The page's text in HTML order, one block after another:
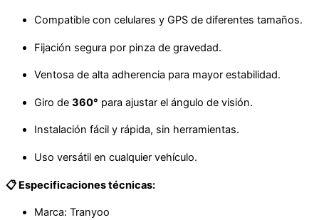
Compatible con celulares y GPS de diferentes tamaños.
Fijación segura por pinza de gravedad.
Ventosa de alta adherencia para mayor estabilidad.
Giro de 360° para ajustar el ángulo de visión.
Instalación fácil y rápida, sin herramientas.
Uso versátil en cualquier vehículo.
📋 Especificaciones técnicas:
Marca: Tranyoo